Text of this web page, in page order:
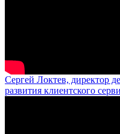
Сергей Локтев, директор
развития клиентского